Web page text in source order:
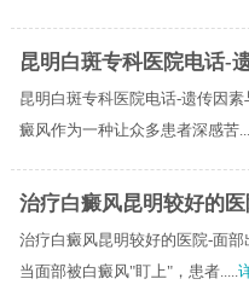
昆明白斑专科医院电话-
昆明白斑专科医院电话-遗传因
癜风作为一种让众多患者深感苦
治疗白癜风昆明较好的
治疗白癜风昆明较好的医院-面
当面部被白癜风"盯上"，患者.....